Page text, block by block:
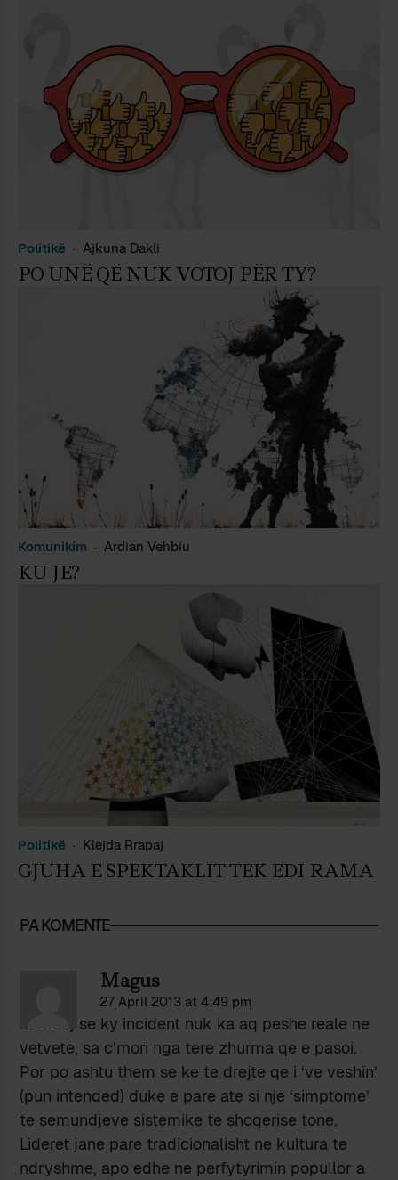
Politikë Ajkuna Dakli
PO UNË QË NUK VOTOJ PËR TY?
Komunikim Ardian Vehbiu
KU JE?
Politikë Klejda Rrapaj
GJUHA E SPEKTAKLIT TEK EDI RAMA
PA KOMENTE
Magus
27 April 2013 at 4:49 pm
Mendoj se ky incident nuk ka aq peshe reale ne
vetvete, sa c’mori nga tere zhurma qe e pasoi.
Por po ashtu them se ke te drejte qe i ‘ve veshin’
(pun intended) duke e pare ate si nje ‘simptome’
te semundjeve sistemike te shoqerise tone.
Lideret jane pare tradicionalisht ne kultura te
ndryshme, apo edhe ne perfytyrimin popullor a